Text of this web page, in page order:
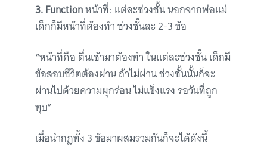
3. Functionหน้าที่: แต่ละช่วงชั้น นอกจากพ่อแม่
เด็กก็มีหน้าที่ต้องทำ ช่วงชั้นละ 2-3 ข้อ
“หน้าที่คือ ตื่นเช้ามาต้องทำ ในแต่ละช่วงชั้น เด็กมี
ข้อสอบชีวิตต้องผ่าน ถ้าไม่ผ่าน ช่วงชั้นนั้นก็จะ
ผ่านไปด้วยความผุกร่อน ไม่แข็งแรง รอวันที่ถูก
ทุบ”
เมื่อนำกฎทั้ง 3 ข้อมาผสมรวมกันก็จะได้ดังนี้